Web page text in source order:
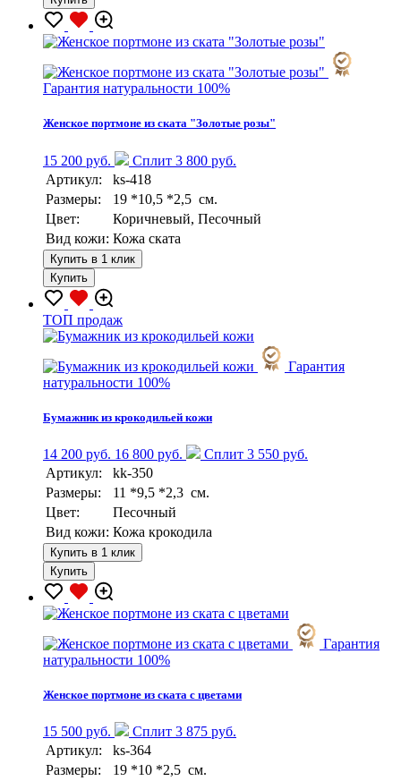
Гарантия натуральности 100%
Женское портмоне из ската "Золотые розы"
15 200 руб.
Сплит 3 800 руб.
Артикул:
ks-418
Размеры:
19 *10,5 *2,5 см.
Цвет:
Коричневый, Песочный
Вид кожи: Кожа ската
Купить в 1 клик
Купить
TOП продаж
Гарантия
натуральности 100%
Бумажник из крокодильей кожи
14 200 руб. 16 800 руб.
Сплит 3 550 руб.
Артикул:
kk-350
Размеры:
11 *9,5 *2,3 см.
Цвет:
Песочный
Вид кожи: Кожа крокодила
Купить в 1 клик
Купить
Гарантия
натуральности 100%
Женское портмоне из ската с цветами
15 500 руб.
Сплит 3 875 руб.
Артикул:
ks-364
Размеры:
19 *10 *2,5 см.